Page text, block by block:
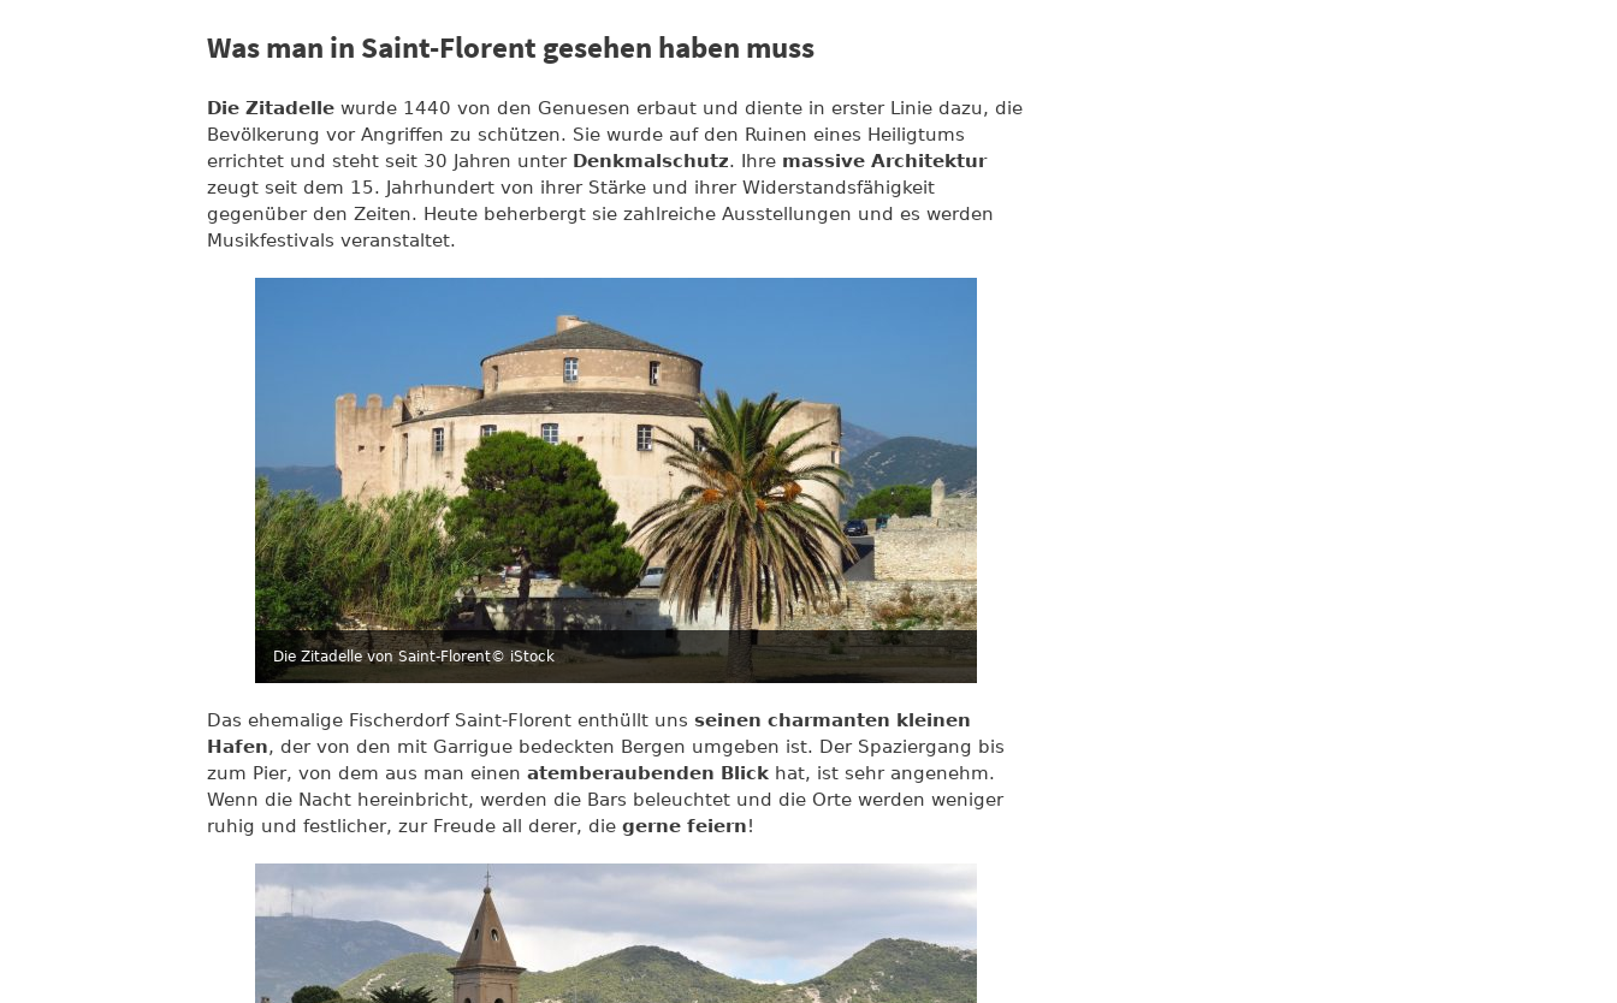
Was man in Saint-Florent gesehen haben muss
Die Zitadelle wurde 1440 von den Genuesen erbaut und diente in erster Linie dazu, die
Bevölkerung vor Angriffen zu schützen. Sie wurde auf den Ruinen eines Heiligtums
errichtet und steht seit 30 Jahren unterDenkmalschutz. Ihre massive Architektur
zeugt seit dem 15. Jahrhundert von ihrer Stärke und ihrer Widerstandsfähigkeit
gegenüber den Zeiten. Heute beherbergt sie zahlreiche Ausstellungen und es werden
Musikfestivals veranstaltet.
Die Zitadelle von Saint-Florent© iStock
Das ehemalige Fischerdorf Saint-Florent enthüllt uns seinen charmanten kleinen
Hafen, der von den mit Garrigue bedeckten Bergen umgeben ist. Der Spaziergang bis
zum Pier, von dem aus man einen atemberaubenden Blick hat, ist sehr angenehm.
Wenn die Nacht hereinbricht, werden die Bars beleuchtet und die Orte werden weniger
ruhig und festlicher, zur Freude all derer, die gerne feiern!